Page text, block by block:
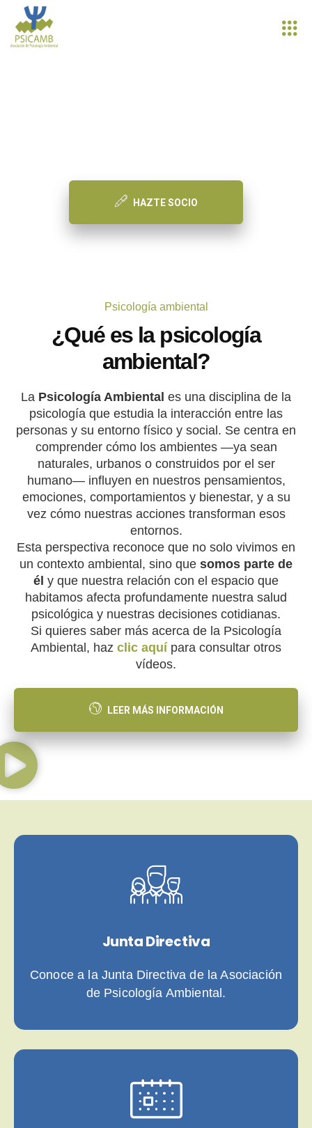
HAZTE SOCIO
Psicología ambiental
¿Qué es la psicología
ambiental?
La Psicología Ambiental es una disciplina de la
psicología que estudia la interacción entre las
personas y su entorno físico y social. Se centra en
comprender cómo los ambientes —ya sean
naturales, urbanos o construidos por el ser
humano— influyen en nuestros pensamientos,
emociones, comportamientos y bienestar, y a su
vez cómo nuestras acciones transforman esos
entornos.
Esta perspectiva reconoce que no solo vivimos en
un contexto ambiental, sino que somos parte de
él y que nuestra relación con el espacio que
habitamos afecta profundamente nuestra salud
psicológica y nuestras decisiones cotidianas.
Si quieres saber más acerca de la Psicología
Ambiental, haz clic aquí para consultar otros
vídeos.
LEER MÁS INFORMACIÓN
Junta Directiva
Conoce a la Junta Directiva de la Asociación
de Psicología Ambiental.